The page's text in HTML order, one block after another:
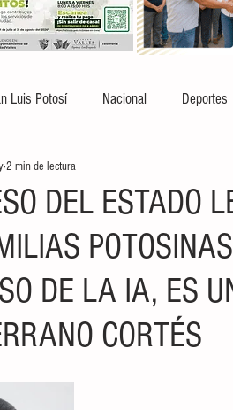
Luis Potosí Nacional Deportes
DEL ESTADO
DE LA IA, ES
CORTÉS
2 min de lectura